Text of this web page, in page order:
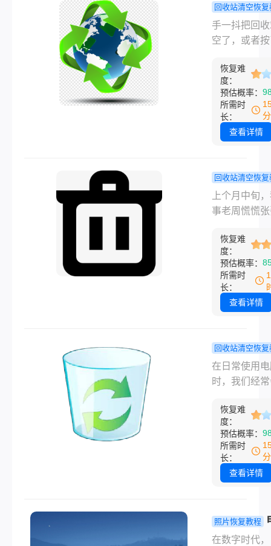
怎么恢复”等
词，助您在
覆盖后快速
如何恢复。
人以为文件
除后就永久
此。电脑删
只是系统标
存储空间为
覆盖，文件
据依然残留
中，只要没
以成功找回
能到专业工
上自救到线
的顺序，整
套实测有效
方式，覆盖
件误删、回
空、U盘文
除等常见场
回收站清空恢
回收站清空
能找回吗？
真正管用的
几招！
手一抖把回
空了，或者
文件，那一
真的慌——工
档、孩子的
攒了半年的
说没就没了
才搞明白电
站删除的文
恢复，方法
对，乱操作
弄越糟。本
从易到难、
到付费的顺
几种办法，
收站清空、
除、格式化
恢复难
度：
预估概率：
所需时
长：
查看详情
回收站清空恢
回收站清空
能恢复回来
法！
上个月中旬
事老周慌慌
一周的季度
整理文件夹
嫌乱，把好
文件夹一起
顺手又点了“
在其中某个
里。他整个
好了，问我：
回来？是不
没了？”
恢复难
度：
预估概率：
所需时
长：
查看详情
回收站清空恢
桌面文件误
空回收站恢
办法！
在日常使用
时，我们经
文件，并习
清空回收站
磁盘空间。
有时我们可
为一时的疏
空了回收站
这些文件被
恢复难
度：
预估概率：
所需时
长：
查看详情
照片恢复教程
删除照片怎
在数字时代